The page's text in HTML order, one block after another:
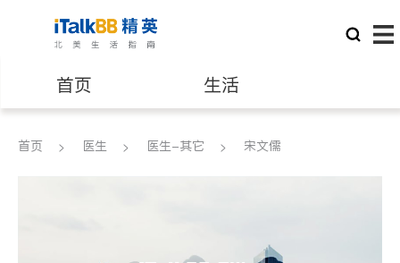
首页 生活
医生 律师
首页 医生 医生-其它 宋文儒